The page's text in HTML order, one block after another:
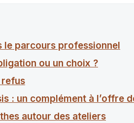
le parcours professionnel
ou un choix ?
refus
: un complément à l’offre
autour des ateliers